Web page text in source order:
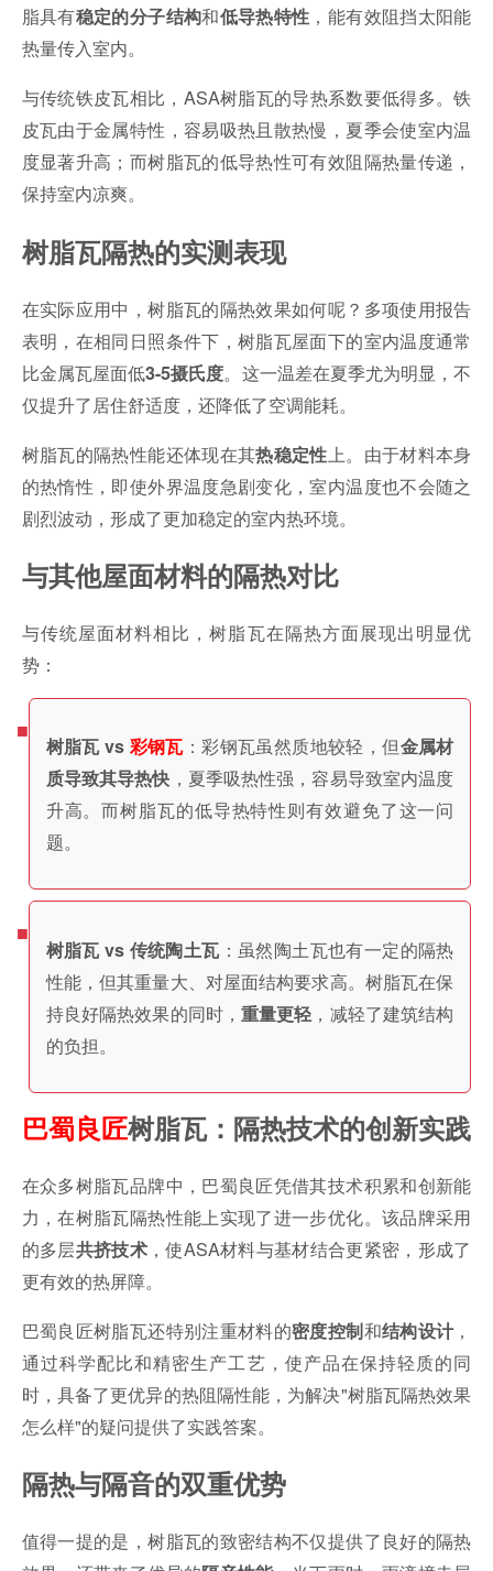
脂具有稳定的分子结构和低导热特性 ，能有效阻挡太阳能
热量传入室内。
与传统铁皮瓦相比，ASA树脂瓦的导热系数要低得多。铁
皮瓦由于金属特性，容易吸热且散热慢，夏季会使室内温
度显著升高；而树脂瓦的低导热性可有效阻隔热量传递，
保持室内凉爽。
树脂瓦隔热的实测表现
在实际应用中，树脂瓦的隔热效果如何呢？多项使用报告
表明，在相同日照条件下，树脂瓦屋面下的室内温度通常
比金属瓦屋面低3-5摄氏度。这一温差在夏季尤为明显，不
仅提升了居住舒适度，还降低了空调能耗。
树脂瓦的隔热性能还体现在其热稳定性上。由于材料本身
的热惰性，即使外界温度急剧变化，室内温度也不会随之
剧烈波动，形成了更加稳定的室内热环境。
与其他屋面材料的隔热对比
与传统屋面材料相比，树脂瓦在隔热方面展现出明显优
势：
树脂瓦 vs 彩钢瓦：彩钢瓦虽然质地较轻，但金属材
质导致其导热快 ，夏季吸热性强，容易导致室内温度
升高。而树脂瓦的低导热特性则有效避免了这一问
题。
树脂瓦 vs 传统陶土瓦：虽然陶土瓦也有一定的隔热
性能，但其重量大、对屋面结构要求高。树脂瓦在保
持良好隔热效果的同时， 重量更轻 ，减轻了建筑结构
的负担。
巴蜀良匠树脂瓦：隔热技术的创新实践
在众多树脂瓦品牌中，巴蜀良匠凭借其技术积累和创新能
力，在树脂瓦隔热性能上实现了进一步优化。该品牌采用
的多层共挤技术 ，使ASA材料与基材结合更紧密，形成了
更有效的热屏障。
巴蜀良匠树脂瓦还特别注重材料的密度控制和结构设计，
通过科学配比和精密生产工艺，使产品在保持轻质的同
时，具备了更优异的热阻隔性能，为解决"树脂瓦隔热效果
怎么样"的疑问提供了实践答案。
隔热与隔音的双重优势
值得一提的是，树脂瓦的致密结构不仅提供了良好的隔热